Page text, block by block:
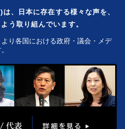
、日本に存在する様々な声を、
う取り組んでいます。
り各国における政府・議会・メデ